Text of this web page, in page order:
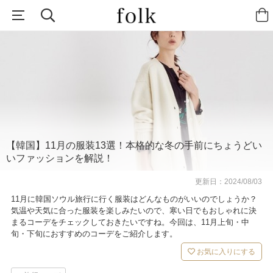
【韓国】11月の服装13選！本格的な冬の手前にちょうどい
いファッションを解説！
更新日：2024/08/03
11月に韓国ソウル旅行に行く服装はどんなものがいいのでしょうか？
気温や天気に合った服装を楽しみたいので、寒い日でもおしゃれに決
まるコーデをチェックしておきたいですね。今回は、11月上旬・中
旬・下旬におすすめのコーデをご紹介します。
お気に入りにする